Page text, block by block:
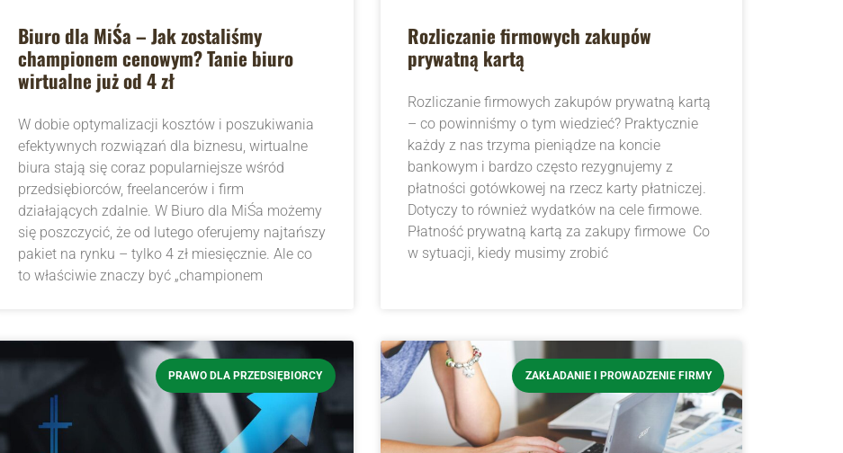
Biuro dla MiŚa – Jak zostaliśmy
championem cenowym? Tanie biuro
wirtualne już od 4 zł
W dobie optymalizacji kosztów i poszukiwania
efektywnych rozwiązań dla biznesu, wirtualne
biura stają się coraz popularniejsze wśród
przedsiębiorców, freelancerów i firm
działających zdalnie. W Biuro dla MiŚa możemy
się poszczycić, że od lutego oferujemy najtańszy
pakiet na rynku – tylko 4 zł miesięcznie. Ale co
to właściwie znaczy być „championem
Rozliczanie firmowych zakupów
prywatną kartą
Rozliczanie firmowych zakupów prywatną kartą
– co powinniśmy o tym wiedzieć? Praktycznie
każdy z nas trzyma pieniądze na koncie
bankowym i bardzo często rezygnujemy z
płatności gotówkowej na rzecz karty płatniczej.
Dotyczy to również wydatków na cele firmowe.
Płatność prywatną kartą za zakupy firmowe Co
w sytuacji, kiedy musimy zrobić
PRAWO DLA PRZEDSIĘBIORCY ZAKŁADANIE I PROWADZENIE FIRMY